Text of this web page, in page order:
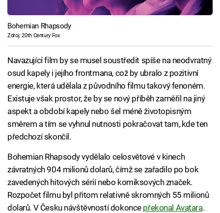
Bohemian Rhapsody
Zdroj: 20th Century Fox
Navazující film by se musel soustředit spíše na neodvratný
osud kapely i jejího frontmana, což by ubralo z pozitivní
energie, která udělala z původního filmu takový fenoném.
Existuje však prostor, že by se nový příběh zaměřil na jiný
aspekt a období kapely nebo šel méně životopisným
směrem a tím se vyhnul nutnosti pokračovat tam, kde ten
předchozí skončil.
Bohemian Rhapsody vydělalo celosvětové v kinech
závratných 904 milionů dolarů, čímž se zařadilo po bok
zavedených hitových sérií nebo komiksových značek.
Rozpočet filmu byl přitom relativně skromných 55 milionů
dolarů. V Česku návštěvností dokonce překonal Avatara.